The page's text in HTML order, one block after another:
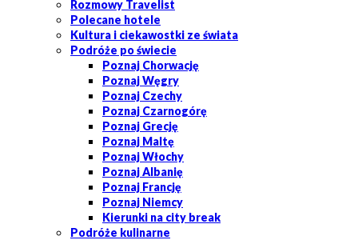
Rozmowy Travelist
Polecane hotele
Kultura i ciekawostki ze świata
Podróże po świecie
Poznaj Chorwację
Poznaj Węgry
Poznaj Czechy
Poznaj Czarnogórę
Poznaj Grecję
Poznaj Maltę
Poznaj Włochy
Poznaj Albanię
Poznaj Francję
Poznaj Niemcy
Kierunki na city break
Podróże kulinarne